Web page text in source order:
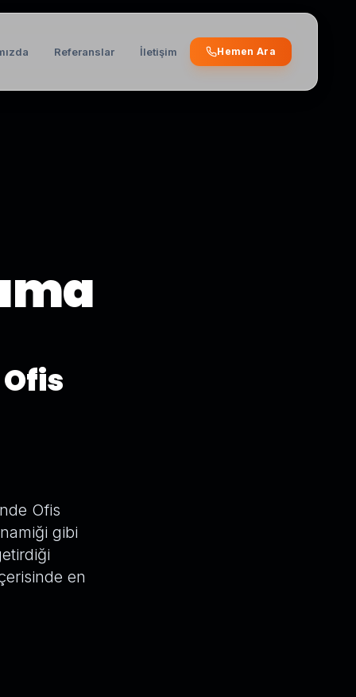
Referanslar İletişim Hemen Ara
Ofis
gibi
en